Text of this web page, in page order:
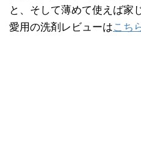
と、そして薄めて使えば家
愛用の洗剤レビューはこち